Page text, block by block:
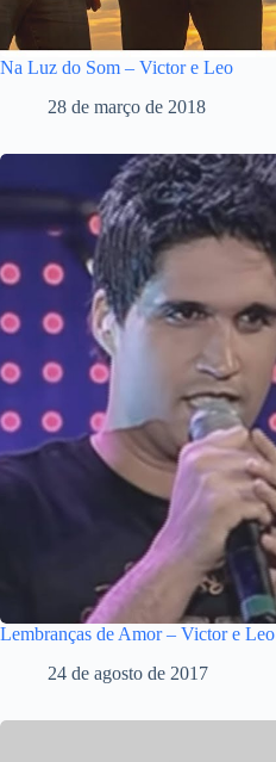
Na Luz do Som – Victor e Leo
28 de março de 2018
Lembranças de Amor – Victor e Leo
24 de agosto de 2017